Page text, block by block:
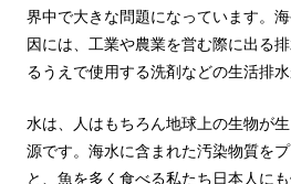
界中で大きな問題になっています。
因には、工業や農業を営む際に出る
るうえで使用する洗剤などの生活排水
水は、人はもちろん地球上の生物が
源です。海水に含まれた汚染物質を
と、魚を多く食べる私たち日本人に